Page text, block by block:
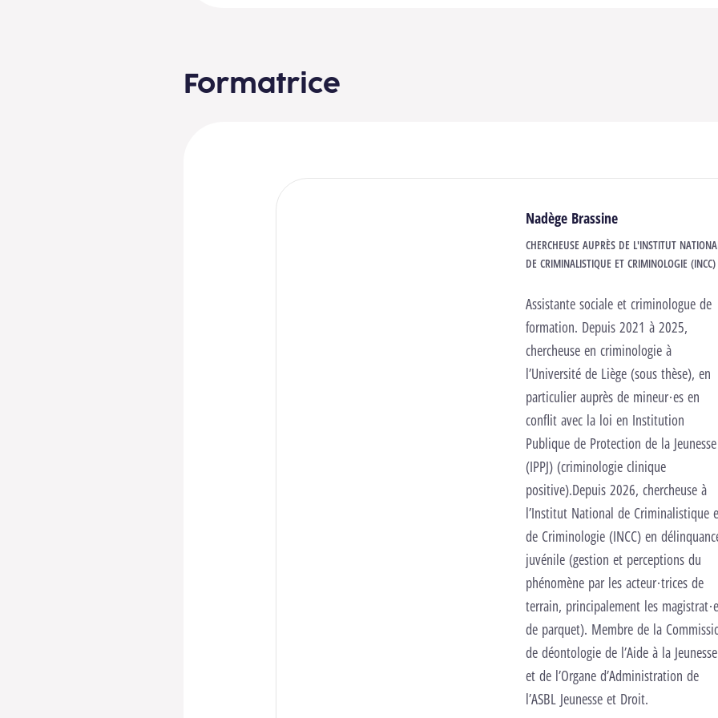
Formatrice
Nadège Brassine
CHERCHEUSE AUPRÈS DE L'INSTITUT
DE CRIMINALISTIQUE ET CRIMINOLOGIE (INCC)
Assistante sociale et criminologue de
formation. Depuis 2021 à 2025,
chercheuse en criminologie à
l’Université de Liège (sous thèse), en
particulier auprès de mineur·es en
conflit avec la loi en Institution
Publique de Protection de la Jeunesse
(IPPJ) (criminologie clinique
positive).Depuis 2026, chercheuse à
l’Institut National de Criminalistique
de Criminologie (INCC) en
juvénile (gestion et perceptions du
phénomène par les acteur·trices de
terrain, principalement les
de parquet). Membre de la
de déontologie de l’Aide à la Jeunesse
et de l’Organe d’Administration de
l’ASBL Jeunesse et Droit.